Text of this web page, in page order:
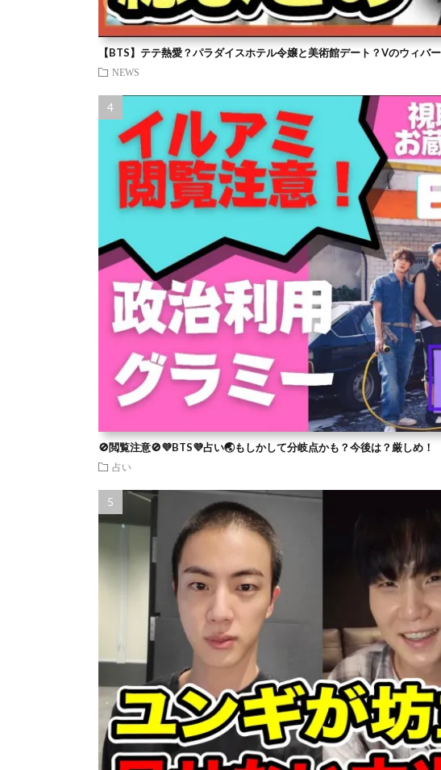
【BTS】テテ熱愛？パラダイスホテル令嬢と美術館デート？Vのウィバ
NEWS
🚫閲覧注意🚫💜BTS💜占い🌏もしかして分岐点かも？今後は？厳しめ！
占い